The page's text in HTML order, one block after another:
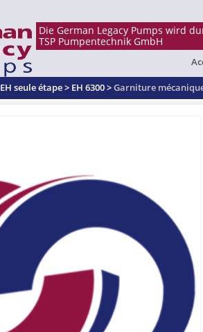
EH seule étape> EH 6300>Garniture